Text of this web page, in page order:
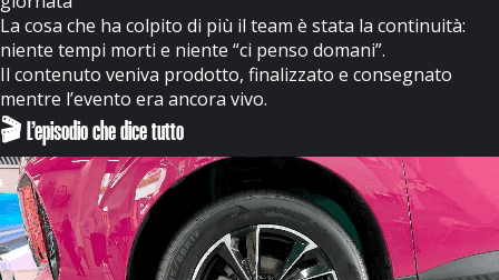
La cosa che ha colpito di più il team è stata la continuità:
niente tempi morti e niente “ci penso domani”.
Il contenuto veniva prodotto, finalizzato e consegnato
mentre l’evento era ancora vivo.
🎬 L’episodio che dice tutto